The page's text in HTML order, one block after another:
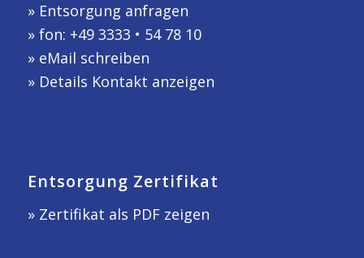
» Entsorgung anfragen
» fon: +49 3333 • 54 78 10
» eMail schreiben
» Details Kontakt anzeigen
Entsorgung Zertifikat
» Zertifikat als PDF zeigen